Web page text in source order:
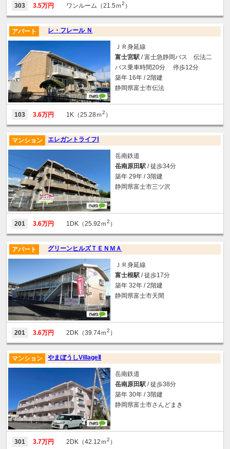
303 3.5万円 ワンルーム（21.5ｍ2 ）
レ・フレール Ｎ
アパート
ＪＲ身延線
富士宮駅 / 富士急静岡バス 伝法二
バス乗車時間20分 停歩12分
築年 16年 / 2階建
静岡県富士市伝法
103 3.6万円 1K（25.28ｍ2 ）
エレガントライフⅠ
マンション
岳南鉄道
岳南原田駅 / 徒歩34分
築年 29年 / 3階建
静岡県富士市三ツ沢
201 3.6万円 1DK（25.92ｍ2 ）
グリーンヒルズＴＥＮＭＡ
アパート
ＪＲ身延線
富士根駅 / 徒歩17分
築年 32年 / 2階建
静岡県富士市天間
201 3.6万円 2DK（39.74ｍ2 ）
やまぼうしVillageⅡ
マンション
岳南鉄道
岳南原田駅 / 徒歩38分
築年 30年 / 3階建
静岡県富士市さんどまき
301 3.7万円 2DK（42.12ｍ2 ）